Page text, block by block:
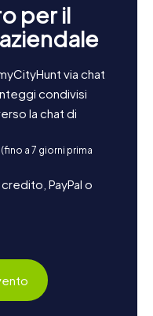
per il
via chat
condivisi
la chat di
(fino a 7 giorni prima
PayPal o